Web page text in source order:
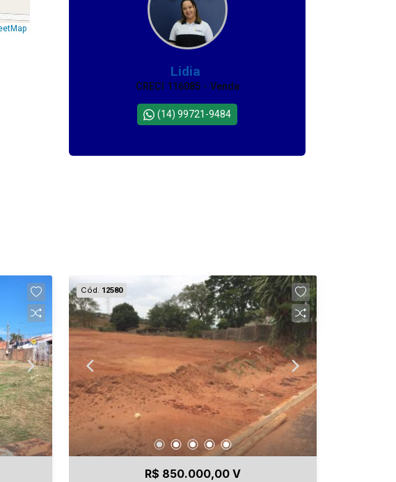
Lidia
CRECI 116085 - Venda
(14) 99721-9484
Cód. 12580
R$ 850.000,00 V